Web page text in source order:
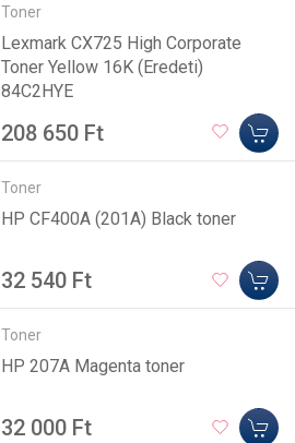
Toner
Lexmark CX725 High Corporate
Toner Yellow 16K (Eredeti)
84C2HYE
208 650 Ft
Toner
HP CF400A (201A) Black toner
32 540 Ft
Toner
HP 207A Magenta toner
32 000 Ft